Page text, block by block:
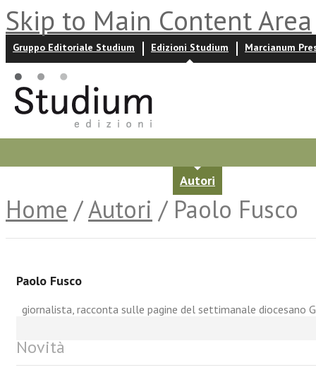
Skip to Main Content Area
Gruppo Editoriale Studium Edizioni Studium Marcianum
Autori
Home /Autori / Paolo Fusco
Paolo Fusco
giornalista, racconta sulle pagine del settimanale diocesano
Novità